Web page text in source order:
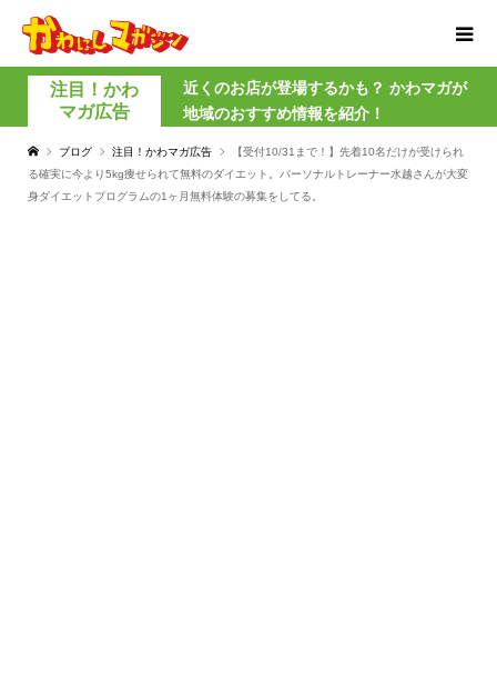
注目！かわ
マガ広告
近くのお店が登場するかも？ かわマガが
地域のおすすめ情報を紹介！
ブログ 注目！かわマガ広告
【受付10/31まで！】先着10名だけが受けられ
る確実に今より5kg痩せられて無料のダイエット。パーソナルトレーナー水越さんが大変
身ダイエットプログラムの1ヶ月無料体験の募集をしてる。